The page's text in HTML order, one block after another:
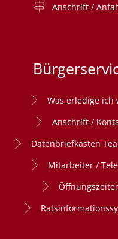
Anschrift /
Was erledige ich
Anschrift /
Datenbriefkasten
Mitarbeiter /